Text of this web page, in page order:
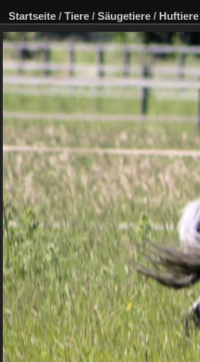
Startseite / Tiere / Säugetiere / Huftiere